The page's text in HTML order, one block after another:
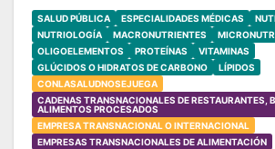
SALUD PÚBLICA ESPECIALIDADES MÉDICAS
NUTRIOLOGÍA
MACRONUTRIENTES
OLIGOELEMENTOS
PROTEÍNAS
VITAMINAS
GLÚCIDOS O HIDRATOS DE CARBONO
LÍPIDOS
CONLASALUDNOSEJUEGA
CADENAS TRANSNACIONALES DE RESTAURANTES,
ALIMENTOS PROCESADOS
EMPRESA TRANSNACIONAL O INTERNACIONAL
EMPRESAS TRANSNACIONALES DE ALIMENTACIÓN